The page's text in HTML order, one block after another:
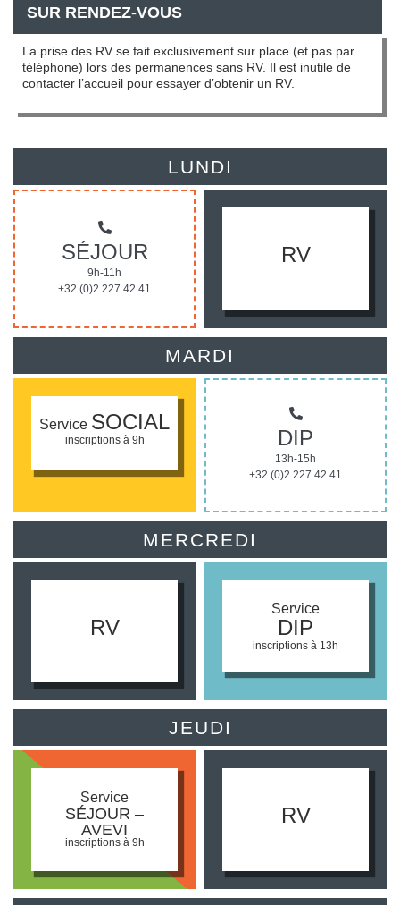
SUR RENDEZ-VOUS
La prise des RV se fait exclusivement sur place (et pas par
téléphone) lors des permanences sans RV. Il est inutile de
contacter l’accueil pour essayer d’obtenir un RV.
LUNDI
SÉJOUR
9h-11h
+32 (0)2 227 42 41
RV
MARDI
Service SOCIAL
inscriptions à 9h DIP
13h-15h
+32 (0)2 227 42 41
MERCREDI
RV
Service
DIP
inscriptions à 13h
JEUDI
Service
SÉJOUR –
AVEVI
inscriptions à 9h
RV